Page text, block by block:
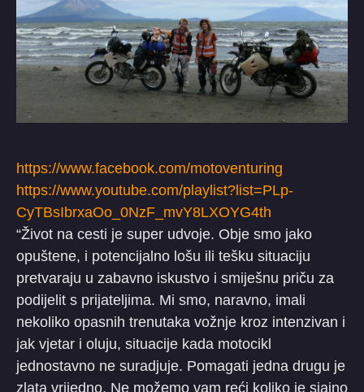
https://www.facebook.com/motoventuring
https://www.youtube.com/playlist?list=PLp-
CyTBsIbrxaOo_0NzF_mvY8LXOYG4th
“Život na cesti je super udvoje. Obje smo jako
opuštene, i potencijalno lošu ili tešku situaciju
pretvaraju u zabavno iskustvo i smiješnu priču za
podijelit s prijateljima. Mi smo, naravno, imali
nekoliko opasnih trenutaka vožnje kroz intenzivan i
jak vjetar i oluju, situacije kada motocikl
jednostavno ne suradjuje. Pomagati jedna drugu je
zlata vrijedno. Ne možemo vam reći koliko je sjajno